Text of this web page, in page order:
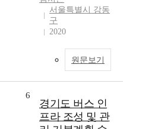
서울특별시 강동
구
2020
원문보기
6
경기도 버스 인
프라 조성 및 관